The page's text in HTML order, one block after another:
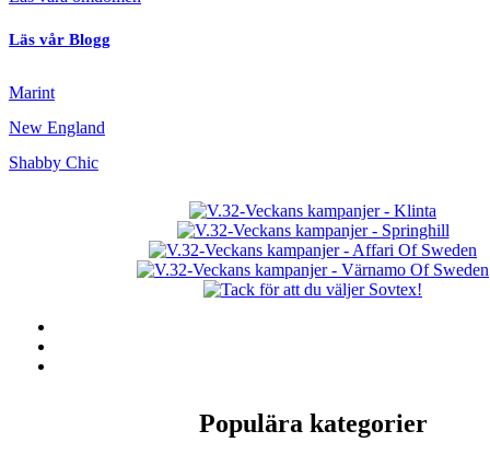
Läs vår Blogg
Marint
New England
Shabby Chic
Populära kategorier